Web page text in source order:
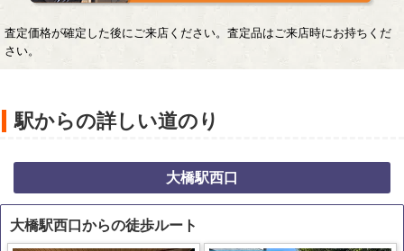
査定価格が確定した後にご来店ください。査定品はご来店時にお持ちくだ
さい。
駅からの詳しい道のり
大橋駅西口
大橋駅西口からの徒歩ルート